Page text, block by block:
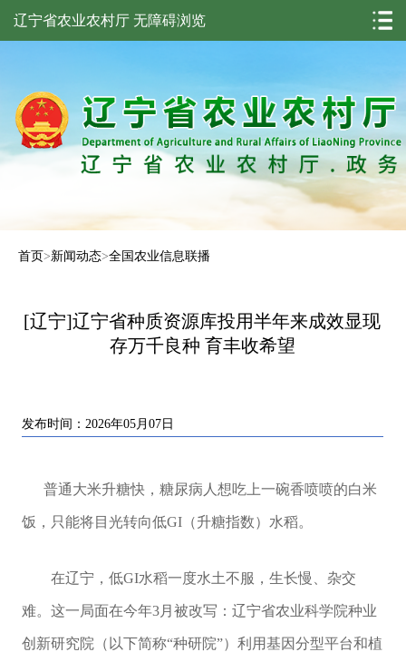
辽宁省农业农村厅 无障碍浏览
首页>新闻动态>全国农业信息联播
[辽宁]辽宁省种质资源库投用半年来成效显现
存万千良种 育丰收希望
发布时间：2026年05月07日
普通大米升糖快，糖尿病人想吃上一碗香喷喷的白米
饭，只能将目光转向低GI（升糖指数）水稻。
在辽宁，低GI水稻一度水土不服，生长慢、杂交
难。这一局面在今年3月被改写：辽宁省农业科学院种业
创新研究院（以下简称“种研院”）利用基因分型平台和植